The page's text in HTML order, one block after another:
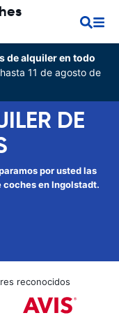
de alquiler en todo
11 de agosto de
DE
por usted las
coches en Ingolstadt.
reconocidos